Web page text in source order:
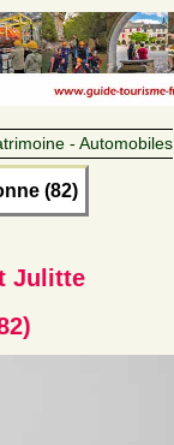
- Automobiles
(82)
Julitte